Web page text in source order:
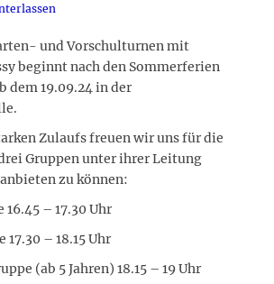
und Vorschulturnen mit
beginnt nach den Sommerferien
dem 19.09.24 in der
Zulaufs freuen wir uns für die
Gruppen unter ihrer Leitung
zu können:
16.45 – 17.30 Uhr
17.30 – 18.15 Uhr
(ab 5 Jahren) 18.15 – 19 Uhr